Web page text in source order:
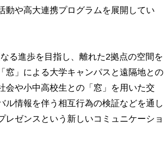
動や高大連携プログラムを展開してい
る進歩を目指し、離れた2拠点の空間を
窓」による大学キャンパスと遠隔地との
会や小中高校生との「窓」を用いた交
情報を伴う相互行為の検証などを通し
ゼンスという新しいコミュニケーショ